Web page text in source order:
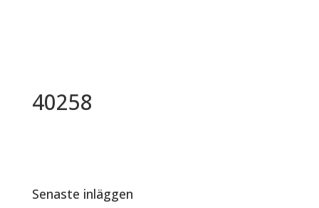
40258
Senaste inläggen